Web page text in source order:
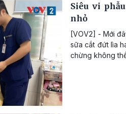
Siêu vi
nhỏ
[VOV2] - Mới
sữa cắt đứt lìa
chừng không